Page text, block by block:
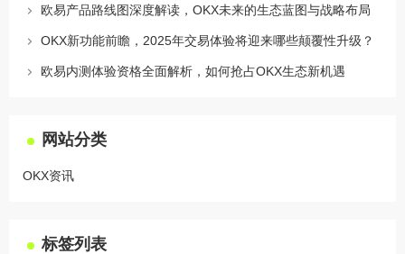
欧易产品路线图深度解读，OKX未来的生态蓝图与战略布局
OKX新功能前瞻，2025年交易体验将迎来哪些颠覆性升级？
欧易内测体验资格全面解析，如何抢占OKX生态新机遇
网站分类
OKX资讯
标签列表